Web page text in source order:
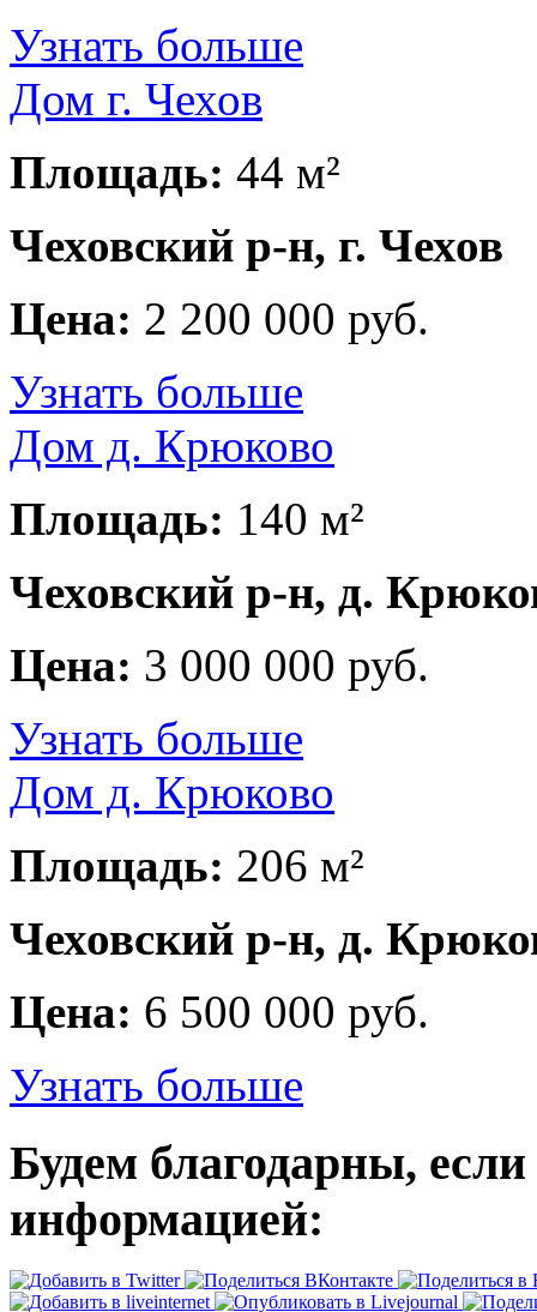
Узнать больше
Дом г. Чехов
Площадь: 44 м²
Чеховский р-н, г. Чехов
Цена: 2 200 000 руб.
Узнать больше
Дом д. Крюково
Площадь: 140 м²
Чеховский р-н, д.
Цена: 3 000 000 руб.
Узнать больше
Дом д. Крюково
Площадь: 206 м²
Чеховский р-н, д.
Цена: 6 500 000 руб.
Узнать больше
Будем благодарны,
информацией: